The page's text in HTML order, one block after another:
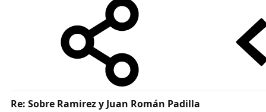
Re: Sobre Ramirez y Juan Román Padilla